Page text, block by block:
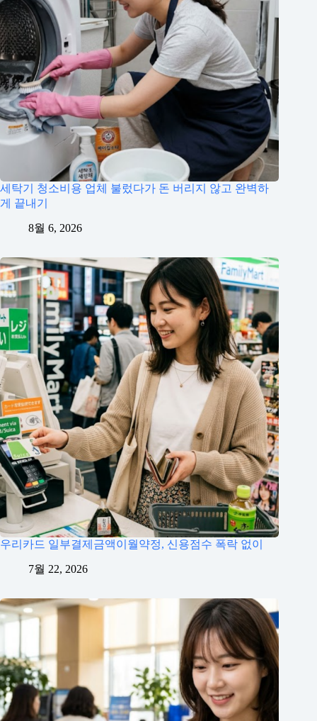
세탁기 청소비용 업체 불렀다가 돈 버리지 않고 완벽하
게 끝내기
8월 6, 2026
우리카드 일부결제금액이월약정, 신용점수 폭락 없이
7월 22, 2026